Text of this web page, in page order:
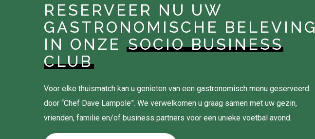
RESERVEER NU UW
GASTRONOMISCHE BELEVING
IN ONZESOCIO BUSINESS
CLUB
Voor elke thuismatch kan u genieten van een gastronomisch menu geserveerd
door “Chef Dave Lampole”. We verwelkomen u graag samen met uw gezin,
vrienden, familie en/of business partners voor een unieke voetbal avond.